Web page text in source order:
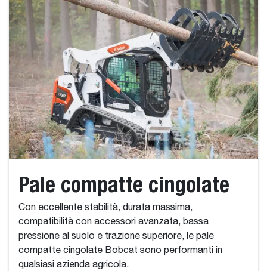
Pale compatte cingolate
Con eccellente stabilità, durata massima,
compatibilità con accessori avanzata, bassa
pressione al suolo e trazione superiore, le pale
compatte cingolate Bobcat sono performanti in
qualsiasi azienda agricola.